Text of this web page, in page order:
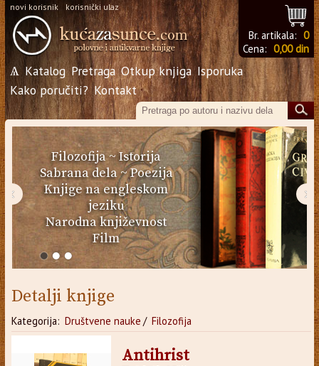
novi korisnik korisnički ulaz
Br. artikala: 0
Cena: 0,00 din
Ѧ Katalog Pretraga Otkup knjiga Isporuka
Kako poručiti? Kontakt
Filozofija~Istorija
Sabrana dela~Poezija
Knjige na engleskom
jeziku
Narodna književnost
Film
‹ ›
Detalji knjige
Kategorija: Društvene nauke / Filozofija
Antihrist